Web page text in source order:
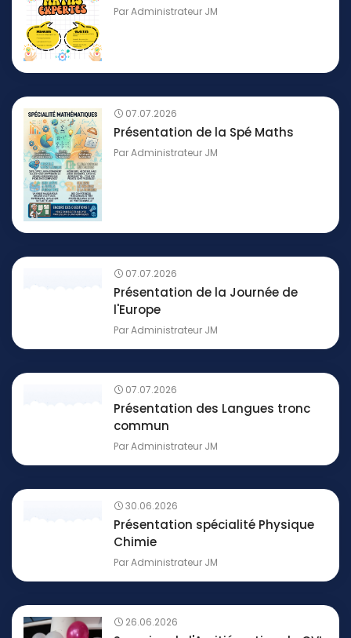
ParAdministrateur JM
07.07.2026
Présentation de la Spé Maths
ParAdministrateur JM
07.07.2026
Présentation de la Journée de
l'Europe
ParAdministrateur JM
07.07.2026
Présentation des Langues tronc
commun
ParAdministrateur JM
30.06.2026
Présentation spécialité Physique
Chimie
ParAdministrateur JM
26.06.2026